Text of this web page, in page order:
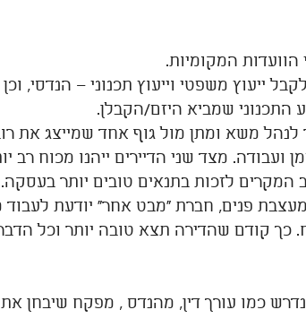
הוועדות המקומיות.
ייעוץ משפטי וייעוץ תכנוני – הנדסי,
שמביא היזם/הקבלן.
לנהל משא ומתן מול גוף אחד שמייצג את
ועבודה. מצד שני הדיירים ייהנו מכוח רב
המקרים לזכות בתנאים טובים יותר
פנים, חברת "מבט אחר" יודעת לעבוד
כך קודם שהדירה תצא טובה יותר וכל
כמו עורך דין, מהנדס , מפקח שיבחן